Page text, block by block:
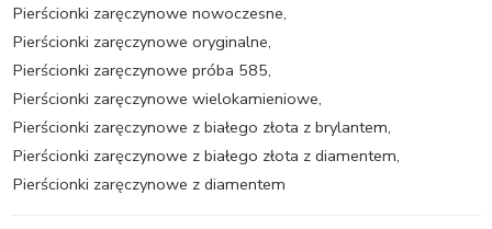
Pierścionki zaręczynowe nowoczesne,
Pierścionki zaręczynowe oryginalne,
Pierścionki zaręczynowe próba 585,
Pierścionki zaręczynowe wielokamieniowe,
Pierścionki zaręczynowe z białego złota z brylantem,
Pierścionki zaręczynowe z białego złota z diamentem,
Pierścionki zaręczynowe z diamentem